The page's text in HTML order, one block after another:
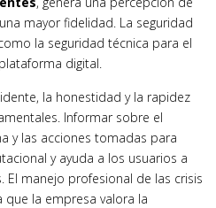
mayor fidelidad. La seguridad
la seguridad técnica para el
digital.
la honestidad y la rapidez
Informar sobre el
y las acciones tomadas para
y ayuda a los usuarios a
El manejo profesional de las crisis
la empresa valora la